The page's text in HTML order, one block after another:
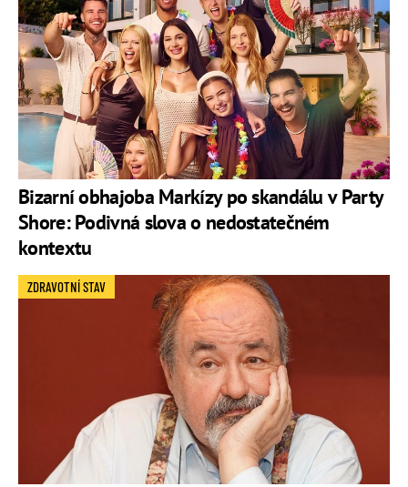
Bizarní obhajoba Markízy po skandálu v Party
Shore: Podivná slova o nedostatečném
kontextu
ZDRAVOTNÍ STAV